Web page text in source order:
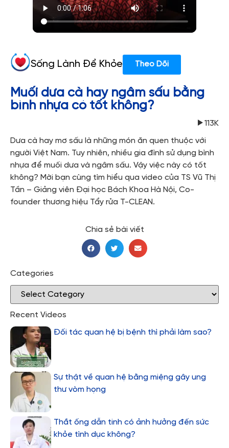
Sống Lành Để Khỏe Theo Dõi
Muối dưa cà hay ngâm sấu bằng
bình nhựa có tốt không?
113K
Dưa cà hay mơ sấu là những món ăn quen thuộc với
người Việt Nam. Tuy nhiên, nhiều gia đình sử dụng bình
nhựa để muối dưa và ngâm sấu. Vậy việc này có tốt
không? Mời bạn cùng tìm hiểu qua video của TS Vũ Thị
Tần – Giảng viên Đại học Bách Khoa Hà Nội, Co-
founder thương hiệu Tẩy rửa T-CLEAN.
Chia sẻ bài viết
Categories
Recent Videos
Đối tác quan hệ bị bệnh thì phải làm sao?
Sự thật về quan hệ bằng miệng gây ung
thư vòm họng
Thắt ống dẫn tinh có ảnh hưởng đến sức
khỏe tình dục không?